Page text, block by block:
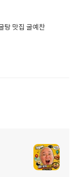
탕 맛집 굴예찬